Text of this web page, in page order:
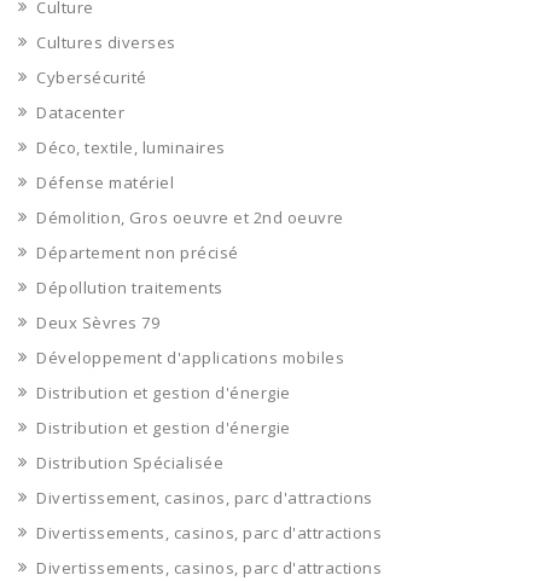
Culture
Cultures diverses
Cybersécurité
Datacenter
Déco, textile, luminaires
Défense matériel
Démolition, Gros oeuvre et 2nd oeuvre
Département non précisé
Dépollution traitements
Deux Sèvres 79
Développement d'applications mobiles
Distribution et gestion d'énergie
Distribution et gestion d'énergie
Distribution Spécialisée
Divertissement, casinos, parc d'attractions
Divertissements, casinos, parc d'attractions
Divertissements, casinos, parc d'attractions